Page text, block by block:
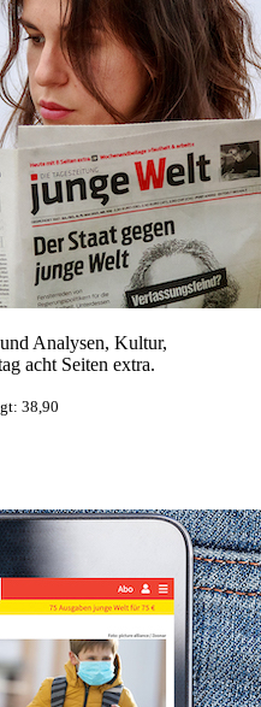
Analysen, Kultur,
acht Seiten extra.
38,90